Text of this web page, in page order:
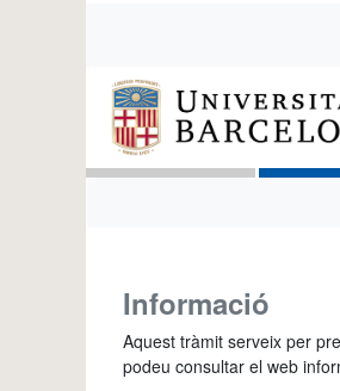
Informació
Aquest tràmit serveix per
podeu consultar el web